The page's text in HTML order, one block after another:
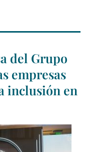
del Grupo
empresas
inclusión en